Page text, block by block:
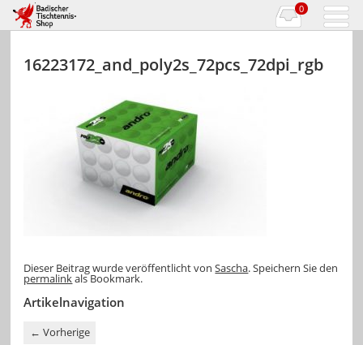
0
16223172_and_poly2s_72pcs_72dpi_rgb
Dieser Beitrag wurde veröffentlicht vonSascha. Speichern Sie den
permalinkals Bookmark.
Artikelnavigation
← Vorherige